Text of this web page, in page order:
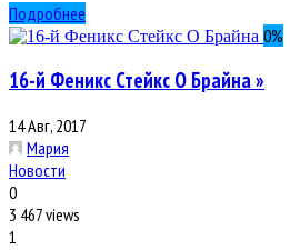
Подробнее
0%
16-й Феникс Стейкс О Брайна »
14 Авг, 2017
Мария
Новости
0
3 467 views
1